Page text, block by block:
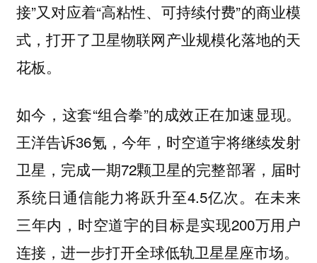
接”又对应着“高粘性、可持续付费”的商业模
式，打开了卫星物联网产业规模化落地的天
花板。
如今，这套“组合拳”的成效正在加速显现。
王洋告诉36氪，今年，时空道宇将继续发射
卫星，完成一期72颗卫星的完整部署，届时
系统日通信能力将跃升至4.5亿次。在未来
三年内，时空道宇的目标是实现200万用户
连接，进一步打开全球低轨卫星星座市场。